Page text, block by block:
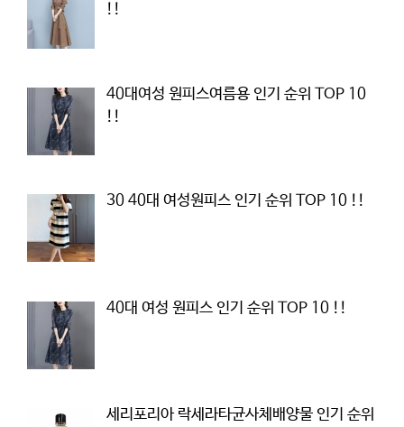
!!
40대여성 원피스여름용 인기 순위 TOP 10
!!
30 40대 여성원피스 인기 순위 TOP 10 !!
40대 여성 원피스 인기 순위 TOP 10 !!
세리포리아 락세라타균사체배양물 인기 순위